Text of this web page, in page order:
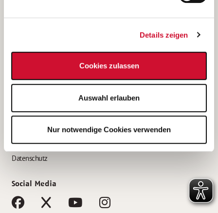
Details zeigen
Cookies zulassen
Auswahl erlauben
Nur notwendige Cookies verwenden
Bewerbung als Altenpflegehelfer*in
Bewerbung als Erzieher*in
AWO Gliederungen nach Bundesland
Impressum
Datenschutz
Social Media